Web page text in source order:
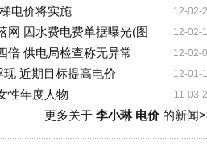
12-02-
电价将实施
12-02-
网 因水费电费单据曝光(图
12-02-
倍 供电局检查称无异常
12-01-
近期目标提高电价
11-03-
性年度人物
更多关于 李小琳 电价的新闻